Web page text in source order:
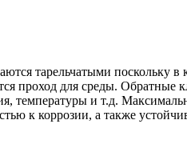
тарельчатыми поскольку в
проход для среды. Обратные
температуры и т.д.
к коррозии, а также